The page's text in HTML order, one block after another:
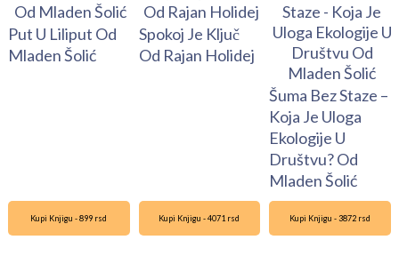
Put U Liliput Od
Mladen Šolić
Spokoj Je Ključ
Od Rajan Holidej
Šuma Bez Staze –
Koja Je Uloga
Ekologije U
Društvu? Od
Mladen Šolić
Kupi Knjigu - 899 rsd Kupi Knjigu - 4071 rsd Kupi Knjigu - 3872 rsd